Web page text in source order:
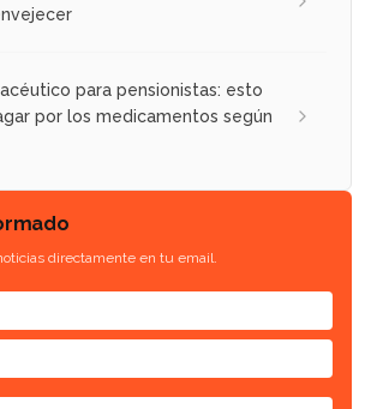
para pensionistas: esto
por los medicamentos según
directamente en tu email.